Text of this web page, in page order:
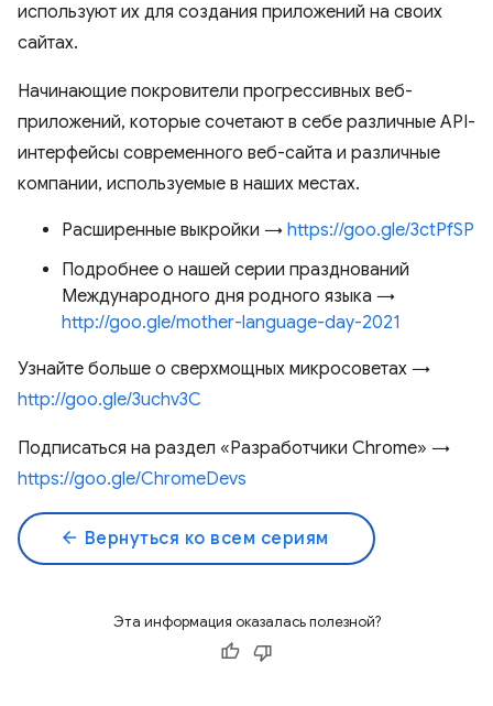
используют их для создания приложений на своих
сайтах.
Начинающие покровители прогрессивных веб-
приложений, которые сочетают в себе различные API-
интерфейсы современного веб-сайта и различные
компании, используемые в наших местах.
Расширенные выкройки → https://goo.gle/3ctPfSP
Подробнее о нашей серии празднований
Международного дня родного языка →
http://goo.gle/mother-language-day-2021
Узнайте больше о сверхмощных микросоветах →
http://goo.gle/3uchv3C
Подписаться на раздел «Разработчики Chrome» →
https://goo.gle/ChromeDevs
arrow_back Вернуться ко всем сериям
Эта информация оказалась полезной?